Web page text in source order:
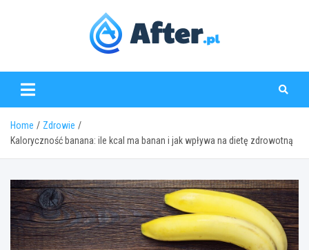
www.after.pl
Home
Zdrowie
Kaloryczność banana: ile kcal ma banan i jak wpływa na dietę zdrowotną